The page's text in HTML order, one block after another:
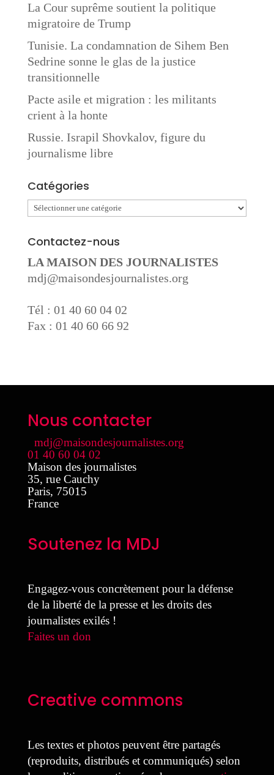
La Cour suprême soutient la politique
migratoire de Trump
Tunisie. La condamnation de Sihem Ben
Sedrine sonne le glas de la justice
transitionnelle
Pacte asile et migration : les militants
crient à la honte
Russie. Israpil Shovkalov, figure du
journalisme libre
Catégories
Catégories
Contactez-nous
LA MAISON DES JOURNALISTES
mdj@maisondesjournalistes.org
Tél : 01 40 60 04 02
Fax : 01 40 60 66 92
Nous contacter
mdj@maisondesjournalistes.org
01 40 60 04 02
Maison des journalistes
35, rue Cauchy
Paris, 75015
France
Soutenez la MDJ
Engagez-vous concrètement pour la défense
de la liberté de la presse et les droits des
journalistes exilés !
Faites un don
Creative commons
Les textes et photos peuvent être partagés
(reproduits, distribués et communiqués) selon